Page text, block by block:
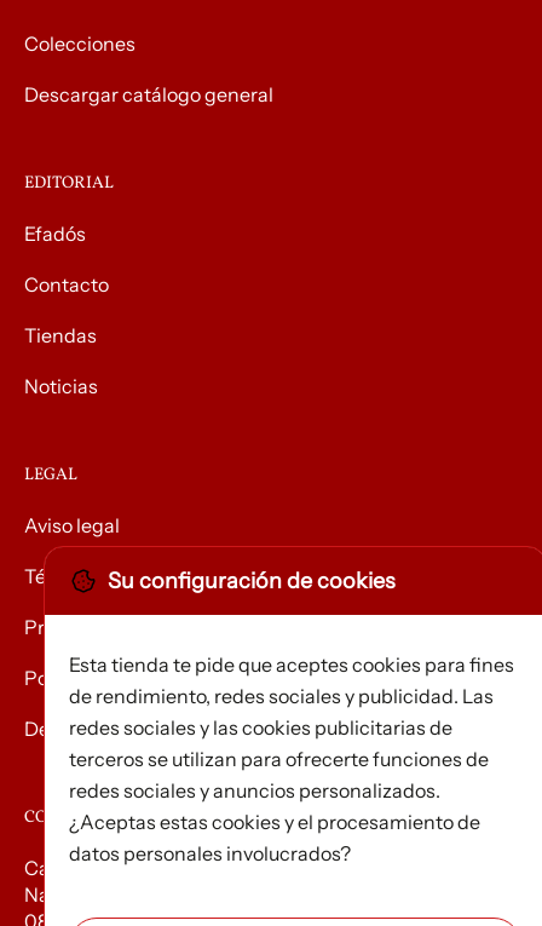
Colecciones
Descargar catálogo general
EDITORIAL
Efadós
Contacto
Tiendas
Noticias
LEGAL
Aviso legal
Términos y condiciones
Privacidad
Política de Cookies
Devolución de mercancías
CONTACTO
Carrer d’Edison, 3
Nau A. Polígon industrial Les Torrenteres
Su configuración de cookies
Esta tienda te pide que aceptes cookies para fines
de rendimiento, redes sociales y publicidad. Las
redes sociales y las cookies publicitarias de
terceros se utilizan para ofrecerte funciones de
redes sociales y anuncios personalizados.
¿Aceptas estas cookies y el procesamiento de
datos personales involucrados?